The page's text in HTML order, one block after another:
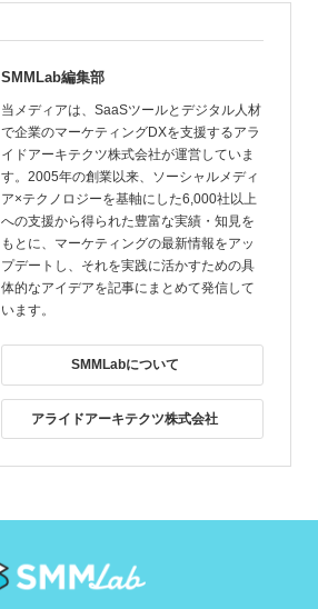
SMMLab編集部
当メディアは、SaaSツールとデジタル人材
で企業のマーケティングDXを支援するアラ
イドアーキテクツ株式会社が運営していま
す。2005年の創業以来、ソーシャルメディ
ア×テクノロジーを基軸にした6,000社以上
への支援から得られた豊富な実績・知見を
もとに、マーケティングの最新情報をアッ
プデートし、それを実践に活かすための具
体的なアイデアを記事にまとめて発信して
います。
SMMLabについて
アライドアーキテクツ株式会社